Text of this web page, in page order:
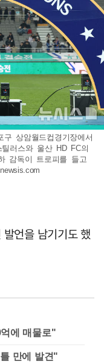
상암월드컵경기장에서
러스와 울산 HD FC의
감독이 트로피를 들고
언을 남기기도 했
에 매물로"
만에 발견"